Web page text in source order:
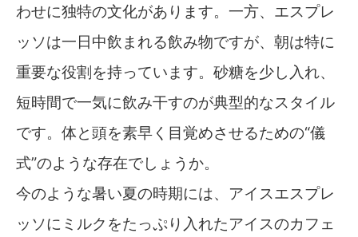
わせに独特の文化があります。一方、エスプレ
ッソは一日中飲まれる飲み物ですが、朝は特に
重要な役割を持っています。砂糖を少し入れ、
短時間で一気に飲み干すのが典型的なスタイル
です。体と頭を素早く目覚めさせるための“儀
式”のような存在でしょうか。
今のような暑い夏の時期には、アイスエスプレ
ッソにミルクをたっぷり入れたアイスのカフェ